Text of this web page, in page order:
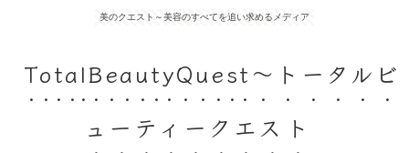
美のクエスト～美容のすべてを追い求めるメディア
TotalBeautyQuest～トータルビ
ューティークエスト